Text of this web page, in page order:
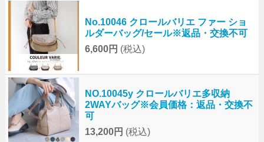
No.10046 クロールバリエ ファー ショ
ルダーバッグ/セール※返品・交換不可
6,600円 (税込)
NO.10045y クロールバリエ多収納
2WAYバッグ※会員価格：返品・交換不
可
13,200円 (税込)